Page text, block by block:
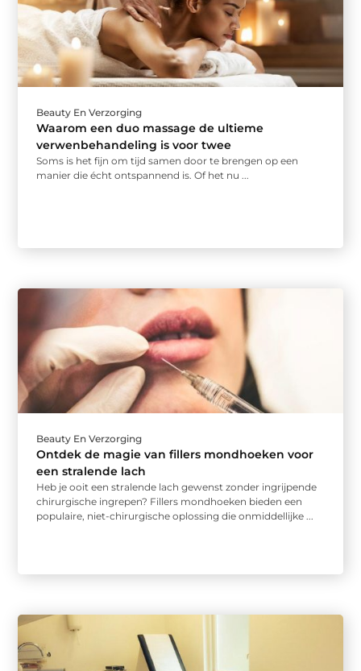
Beauty En Verzorging
Waarom een duo massage de ultieme
verwenbehandeling is voor twee
Soms is het fijn om tijd samen door te brengen op een
manier die écht ontspannend is. Of het nu ...
Beauty En Verzorging
Ontdek de magie van fillers mondhoeken voor
een stralende lach
Heb je ooit een stralende lach gewenst zonder ingrijpende
chirurgische ingrepen? Fillers mondhoeken bieden een
populaire, niet-chirurgische oplossing die onmiddellijke ...